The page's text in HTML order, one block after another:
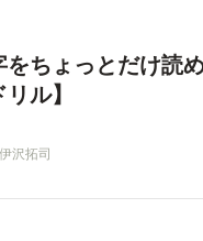
をちょっとだけ読
ル】
伊沢拓司